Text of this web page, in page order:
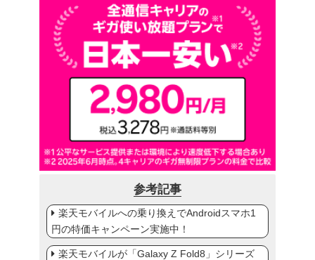
参考記事
楽天モバイルへの乗り換えでAndroidスマホ1
円の特価キャンペーン実施中！
楽天モバイルが「Galaxy Z Fold8」シリーズ